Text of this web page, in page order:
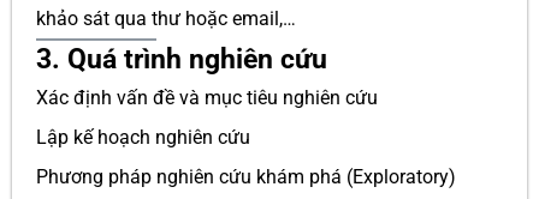
khảo sát qua thư hoặc email,…
3. Quá trình nghiên cứu
Xác định vấn đề và mục tiêu nghiên cứu
Lập kế hoạch nghiên cứu
Phương pháp nghiên cứu khám phá (Exploratory)